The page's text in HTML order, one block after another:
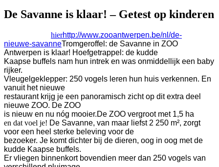
De Savanne is klaar! – Getest op kinderen
hierhttp://www.zooantwerpen.be/nl/de-
nieuwe-savanneTromgeroffel: de Savanne in ZOO
Antwerpen is klaar! Hoefgetrappel: de kudde
Kaapse buffels nam hun intrek en was onmiddellijk een baby
rijker.
Vleugelgeklepper: 250 vogels leren hun huis verkennen. En
vanuit het nieuwe
restaurant krijg je een panoramisch zicht op dit extra deel
nieuwe ZOO. De ZOO
is nieuw en nu nóg mooier.De ZOO vergroot met 1,5 ha
en dat voel je! De Savanne, van maar liefst 2 250 m², zorgt
voor een heel sterke beleving voor de
bezoeker. Je komt dichter bij de dieren, oog in oog met de
kudde Kaapse buffels.
Er vliegen binnenkort bovendien meer dan 250 vogels van